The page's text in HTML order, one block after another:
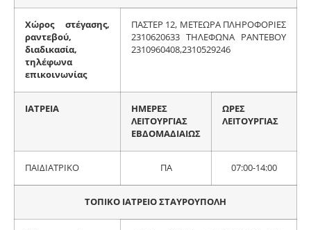
Χώρος στέγασης,
ραντεβού,
διαδικασία,
τηλέφωνα
επικοινωνίας
ΠΑΣΤΕΡ 12, ΜΕΤΕΩΡΑ ΠΛΗΡΟΦΟΡΙΕΣ
2310620633 ΤΗΛΕΦΩΝΑ ΡΑΝΤΕΒΟΥ
2310960408,2310529246
ΙΑΤΡΕΙΑ
ΗΜΕΡΕΣ
ΛΕΙΤΟΥΡΓΙΑΣ
ΕΒΔΟΜΑΔΙΑΙΩΣ
ΩΡΕΣ
ΛΕΙΤΟΥΡΓΙΑΣ
ΠΑΙΔΙΑΤΡΙΚΟ ΠΑ 07:00-14:00
ΤΟΠΙΚΟ ΙΑΤΡΕΙΟ ΣΤΑΥΡΟΥΠΟΛΗ